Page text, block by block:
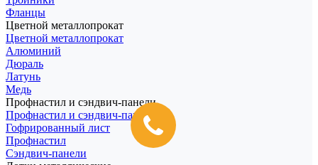
Фланцы
Цветной металлопрокат
Цветной металлопрокат
Алюминий
Дюраль
Латунь
Медь
Профнастил и сэндвич-панели
Профнастил и сэндвич-панели
Гофрированный лист
Профнастил
Сэндвич-панели